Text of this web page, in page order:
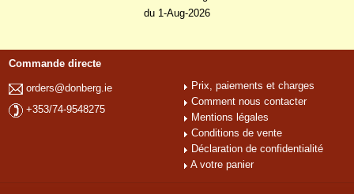
du 1-Aug-2026
Commande directe
orders@donberg.ie
+353/74-9548275
Prix, paiements et charges
Comment nous contacter
Mentions légales
Conditions de vente
Déclaration de confidentialité
A votre panier